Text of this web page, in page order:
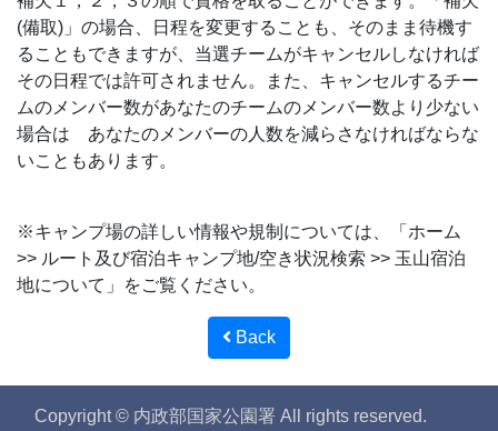
(備取)」の場合、日程を変更することも、そのまま待機す
ることもできますが、当選チームがキャンセルしなければ
その日程では許可されません。また、キャンセルするチー
ムのメンバー数があなたのチームのメンバー数より少ない
場合は あなたのメンバーの人数を減らさなければならな
いこともあります。
※キャンプ場の詳しい情報や規制については、「ホーム
>> ルート及び宿泊キャンプ地/空き状況検索 >> 玉山宿泊
地について」をご覧ください。
Back
Copyright © 内政部国家公園署 All rights reserved.